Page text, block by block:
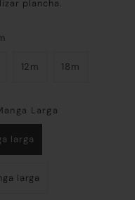
plancha.
12m 18m
Larga
larga
larga